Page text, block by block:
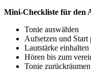
Mini-Checkliste für den
Tonie auswählen
Aufsetzen und Start
Lautstärke einhalten
Hören bis zum
Tonie zurückräumen